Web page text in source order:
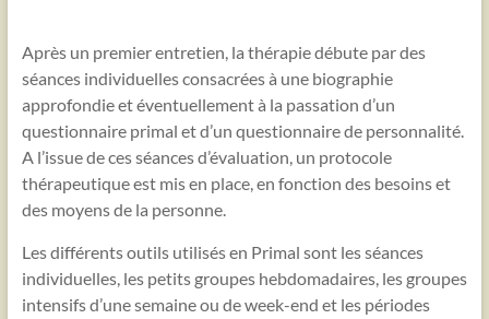
Après un premier entretien, la thérapie débute par des
séances individuelles consacrées à une biographie
approfondie et éventuellement à la passation d’un
questionnaire primal et d’un questionnaire de personnalité.
A l’issue de ces séances d’évaluation, un protocole
thérapeutique est mis en place, en fonction des besoins et
des moyens de la personne.
Les différents outils utilisés en Primal sont les séances
individuelles, les petits groupes hebdomadaires, les groupes
intensifs d’une semaine ou de week-end et les périodes